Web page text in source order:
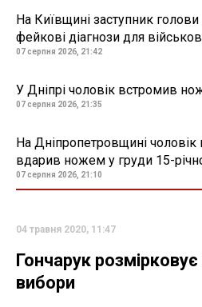
На Київщині заступник
фейкові діагнози для
07 серпня 2026, 21:42
У Дніпрі чоловік встромив
07 серпня 2026, 21:35
На Дніпропетровщині чоловік
вдарив ножем у груди 15-
07 серпня 2026, 21:10
04 травня 2020, 11:47
Гончарук
вибори